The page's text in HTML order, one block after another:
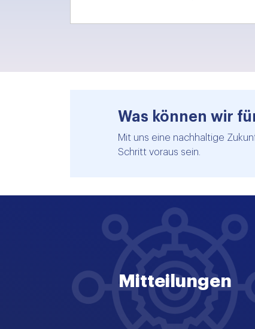
Was können wir
Mit uns eine nachhaltige
Schritt voraus sein.
Mitteilungen